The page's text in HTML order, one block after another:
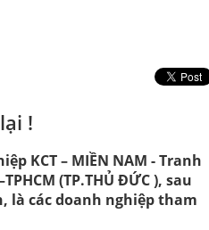
!
KCT – MIỀN NAM - Tranh
(TP.THỦ ĐỨC ), sau
là các doanh nghiệp tham